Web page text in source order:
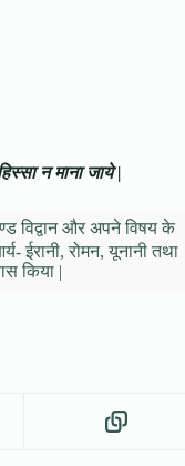
न माना जाये |
विद्वान और अपने विषय के
ईरानी, रोमन, यूनानी तथा
किया |